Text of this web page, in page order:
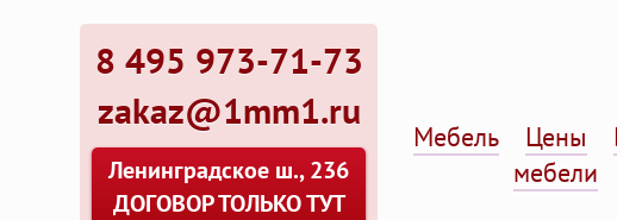
8 495 973-71-73
zakaz@1mm1.ru
Ленинградское ш., 236
ДОГОВОР ТОЛЬКО ТУТ
Мебель
Цены
мебели